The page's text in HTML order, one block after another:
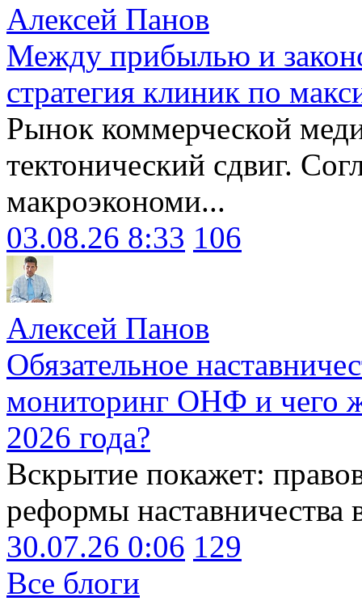
Алексей Панов
Между прибылью и
стратегия клиник по
Рынок коммерческой
тектонический сдвиг.
макроэкономи...
03.08.26 8:33 106
Алексей Панов
Обязательное
мониторинг ОНФ и чего
2026 года?
Вскрытие покажет:
реформы наставничества
30.07.26 0:06 129
Все блоги